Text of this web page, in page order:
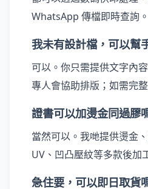
WhatsApp 傳檔即時查詢。
我未有設計檔，可以幫
可以。你只需提供文字內
專人會協助排版；如需完
證書可以加燙金同過膠
當然可以。我哋提供燙金
UV、凹凸壓紋等多款後加
急住要，可以即日取貨